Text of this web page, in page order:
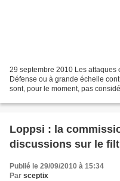
29 septembre 2010 Les attaques
Défense ou à grande échelle
sont, pour le moment, pas
Loppsi : la
discussions sur le
Publié le 29/09/2010 à 15:34
Par sceptix